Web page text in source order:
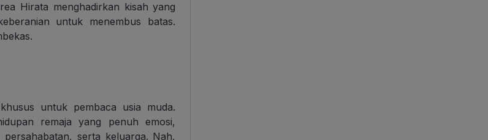
Hirata menghadirkan kisah yang
untuk menembus batas.
untuk pembaca usia muda.
remaja yang penuh emosi,
serta keluarga. Nah,